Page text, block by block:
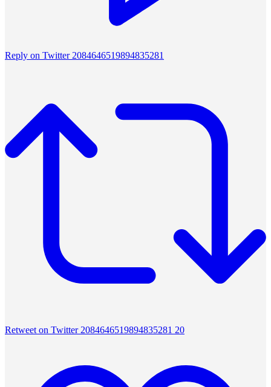
Reply on Twitter 2084646519894835281
Retweet on Twitter 2084646519894835281 20